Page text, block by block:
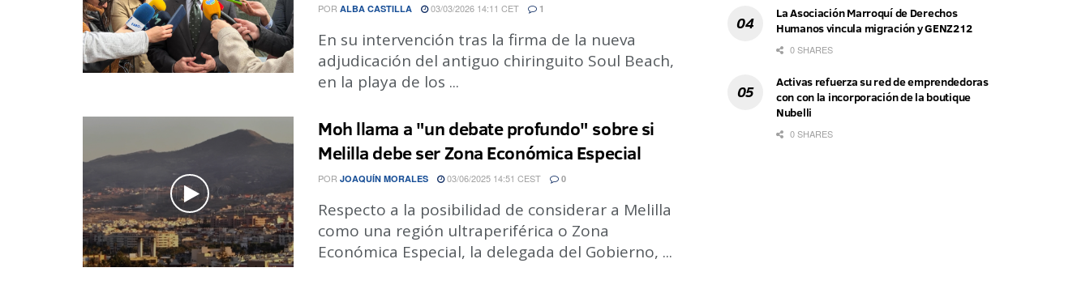
POR ALBA CASTILLA 03/03/2026 14:11 CET 1
En su intervención tras la firma de la nueva
adjudicación del antiguo chiringuito Soul Beach,
en la playa de los ...
Moh llama a "un debate profundo" sobre si
Melilla debe ser Zona Económica Especial
POR JOAQUÍN MORALES 03/06/2025 14:51 CEST 0
Respecto a la posibilidad de considerar a Melilla
como una región ultraperiférica o Zona
Económica Especial, la delegada del Gobierno, ...
La Asociación Marroquí de Derechos
Humanos vincula migración y GENZ212
0 SHARES
Activas refuerza su red de emprendedoras
con con la incorporación de la boutique
Nubelli
0 SHARES